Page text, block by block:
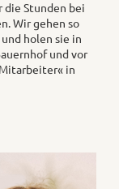
die Stunden bei
Wir gehen so
holen sie in
und vor
in